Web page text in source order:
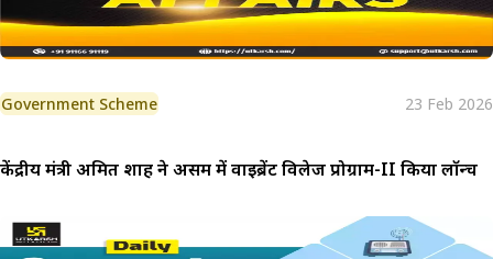
Government Scheme 23 Feb 2026
केंद्रीय मंत्री अमित शाह ने असम में वाइब्रेंट विलेज प्रोग्राम-II किया लॉन्च